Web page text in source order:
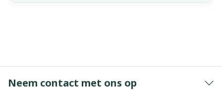
Neem contact met ons op